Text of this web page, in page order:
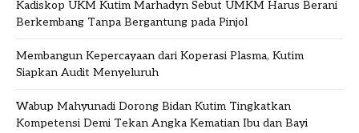
Kadiskop UKM Kutim Marhadyn Sebut UMKM Harus Berani
Berkembang Tanpa Bergantung pada Pinjol
Membangun Kepercayaan dari Koperasi Plasma, Kutim
Siapkan Audit Menyeluruh
Wabup Mahyunadi Dorong Bidan Kutim Tingkatkan
Kompetensi Demi Tekan Angka Kematian Ibu dan Bayi